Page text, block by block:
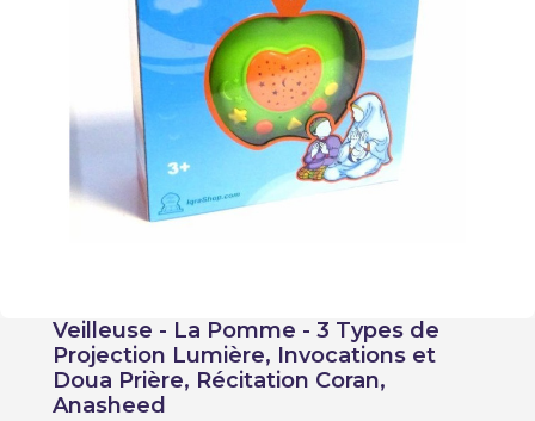
Veilleuse - La Pomme - 3 Types de
Projection Lumière, Invocations et
Doua Prière, Récitation Coran,
Anasheed